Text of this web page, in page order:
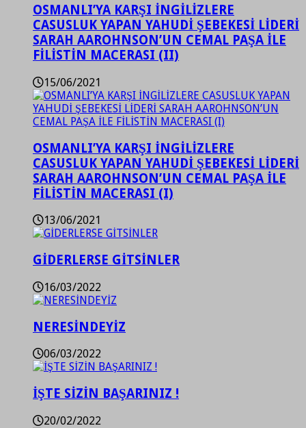
OSMANLI’YA KARŞI İNGİLİZLERE
CASUSLUK YAPAN YAHUDİ ŞEBEKESİ LİDERİ
SARAH AAROHNSON’UN CEMAL PAŞA İLE
FİLİSTİN MACERASI (II)
15/06/2021
OSMANLI’YA KARŞI İNGİLİZLERE
CASUSLUK YAPAN YAHUDİ ŞEBEKESİ LİDERİ
SARAH AAROHNSON’UN CEMAL PAŞA İLE
FİLİSTİN MACERASI (I)
13/06/2021
GİDERLERSE GİTSİNLER
16/03/2022
NERESİNDEYİZ
06/03/2022
İŞTE SİZİN BAŞARINIZ !
20/02/2022